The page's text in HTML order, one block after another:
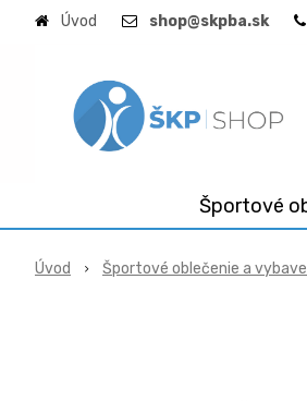
Úvod shop@skpba.sk
Športové
Úvod Športové oblečenie a